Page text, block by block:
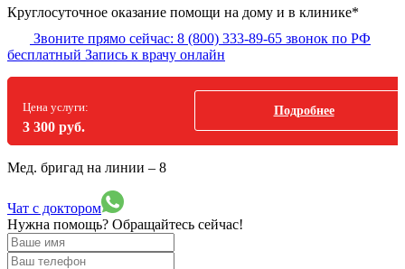
Круглосуточное оказание помощи на дому и в клинике*
Звоните прямо сейчас: 8 (800) 333-89-65 звонок по РФ
бесплатный Запись к врачу онлайн
Цена услуги:
3 300 руб.
Подробнее
Мед. бригад на линии – 8
Чат с доктором
Нужна помощь? Обращайтесь сейчас!